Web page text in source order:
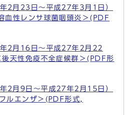
2月23日～平成27年3月1日）
血性レンサ球菌咽頭炎＞(PDF
2月16日～平成27年2月22
後天性免疫不全症候群＞(PDF形
2月9日～平成27年2月15日）
ルエンザ＞(PDF形式,